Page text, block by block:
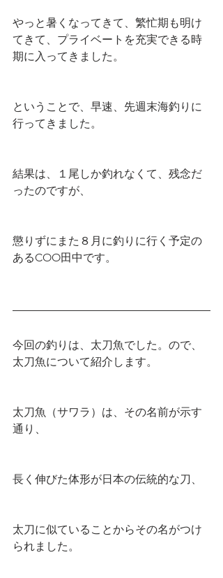
やっと暑くなってきて、繁忙期も明け
てきて、プライベートを充実できる時
期に入ってきました。
ということで、早速、先週末海釣りに
行ってきました。
結果は、１尾しか釣れなくて、残念だ
ったのですが、
懲りずにまた８月に釣りに行く予定の
あるCOO田中です。
今回の釣りは、太刀魚でした。ので、
太刀魚について紹介します。
太刀魚（サワラ）は、その名前が示す
通り、
長く伸びた体形が日本の伝統的な刀、
太刀に似ていることからその名がつけ
られました。